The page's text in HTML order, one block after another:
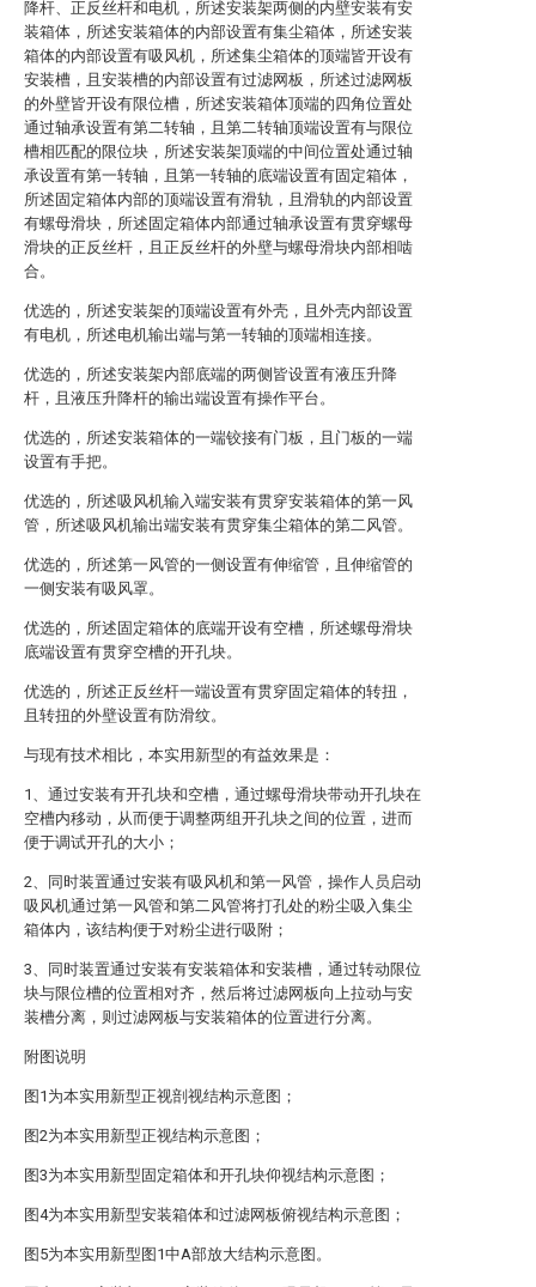
降杆、正反丝杆和电机，所述安装架两侧的内壁安装有安
装箱体，所述安装箱体的内部设置有集尘箱体，所述安装
箱体的内部设置有吸风机，所述集尘箱体的顶端皆开设有
安装槽，且安装槽的内部设置有过滤网板，所述过滤网板
的外壁皆开设有限位槽，所述安装箱体顶端的四角位置处
通过轴承设置有第二转轴，且第二转轴顶端设置有与限位
槽相匹配的限位块，所述安装架顶端的中间位置处通过轴
承设置有第一转轴，且第一转轴的底端设置有固定箱体，
所述固定箱体内部的顶端设置有滑轨，且滑轨的内部设置
有螺母滑块，所述固定箱体内部通过轴承设置有贯穿螺母
滑块的正反丝杆，且正反丝杆的外壁与螺母滑块内部相啮
合。
优选的，所述安装架的顶端设置有外壳，且外壳内部设置
有电机，所述电机输出端与第一转轴的顶端相连接。
优选的，所述安装架内部底端的两侧皆设置有液压升降
杆，且液压升降杆的输出端设置有操作平台。
优选的，所述安装箱体的一端铰接有门板，且门板的一端
设置有手把。
优选的，所述吸风机输入端安装有贯穿安装箱体的第一风
管，所述吸风机输出端安装有贯穿集尘箱体的第二风管。
优选的，所述第一风管的一侧设置有伸缩管，且伸缩管的
一侧安装有吸风罩。
优选的，所述固定箱体的底端开设有空槽，所述螺母滑块
底端设置有贯穿空槽的开孔块。
优选的，所述正反丝杆一端设置有贯穿固定箱体的转扭，
且转扭的外壁设置有防滑纹。
与现有技术相比，本实用新型的有益效果是：
1、通过安装有开孔块和空槽，通过螺母滑块带动开孔块在
空槽内移动，从而便于调整两组开孔块之间的位置，进而
便于调试开孔的大小；
2、同时装置通过安装有吸风机和第一风管，操作人员启动
吸风机通过第一风管和第二风管将打孔处的粉尘吸入集尘
箱体内，该结构便于对粉尘进行吸附；
3、同时装置通过安装有安装箱体和安装槽，通过转动限位
块与限位槽的位置相对齐，然后将过滤网板向上拉动与安
装槽分离，则过滤网板与安装箱体的位置进行分离。
附图说明
图1为本实用新型正视剖视结构示意图；
图2为本实用新型正视结构示意图；
图3为本实用新型固定箱体和开孔块仰视结构示意图；
图4为本实用新型安装箱体和过滤网板俯视结构示意图；
图5为本实用新型图1中A部放大结构示意图。